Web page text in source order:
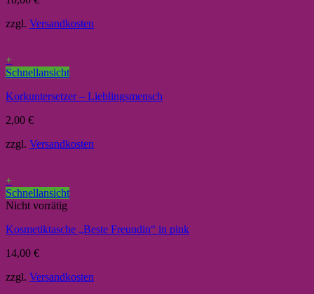
zzgl. Versandkosten
+
Schnellansicht
Korkuntersetzer – Lieblingsmensch
2,00 €
zzgl. Versandkosten
+
Schnellansicht
Nicht vorrätig
Kosmetiktasche „Beste Freundin“ in pink
14,00 €
zzgl. Versandkosten